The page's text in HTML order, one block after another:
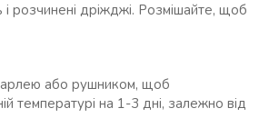
розчинені дріжджі. Розмішайте, щоб
або рушником, щоб
температурі на 1-3 дні, залежно від